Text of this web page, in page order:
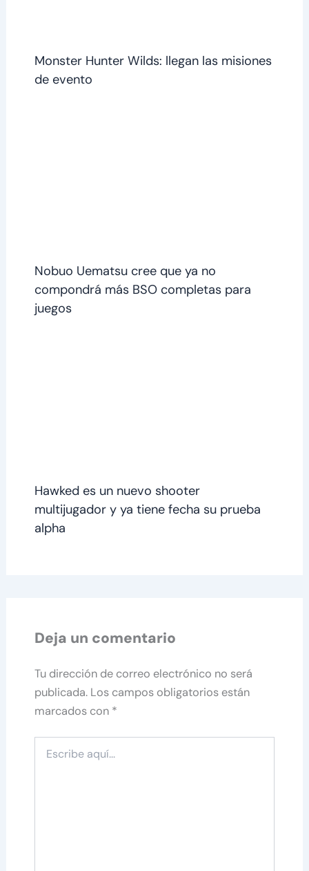
Monster Hunter Wilds: llegan las misiones
de evento
Nobuo Uematsu cree que ya no
compondrá más BSO completas para
juegos
Hawked es un nuevo shooter
multijugador y ya tiene fecha su prueba
alpha
Deja un comentario
Tu dirección de correo electrónico no será
publicada. Los campos obligatorios están
marcados con *
aquí...